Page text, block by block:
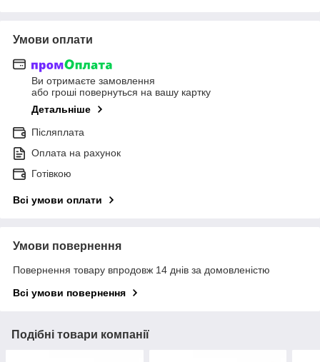
Умови оплати
Ви отримаєте замовлення
або гроші повернуться на вашу картку
Детальніше
Післяплата
Оплата на рахунок
Готівкою
Всі умови оплати
Умови повернення
Повернення товару впродовж 14 днів за домовленістю
Всі умови повернення
Подібні товари компанії